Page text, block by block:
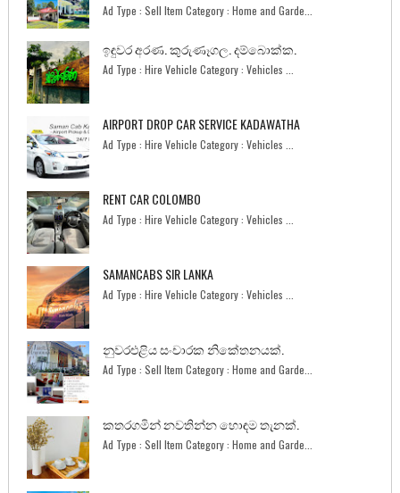
Ad Type : Sell Item Category : Home and Garde...
ඉඳුවර අරණ. කුරුණෑගල. දම්බොක්ක.
Ad Type : Hire Vehicle Category : Vehicles ...
AIRPORT DROP CAR SERVICE KADAWATHA
Ad Type : Hire Vehicle Category : Vehicles ...
RENT CAR COLOMBO
Ad Type : Hire Vehicle Category : Vehicles ...
SAMANCABS SIR LANKA
Ad Type : Hire Vehicle Category : Vehicles ...
නුවරඑළිය සංචාරක නිකේතනයක්.
Ad Type : Sell Item Category : Home and Garde...
කතරගමින් නවතින්න හොඳම තැනක්.
Ad Type : Sell Item Category : Home and Garde...